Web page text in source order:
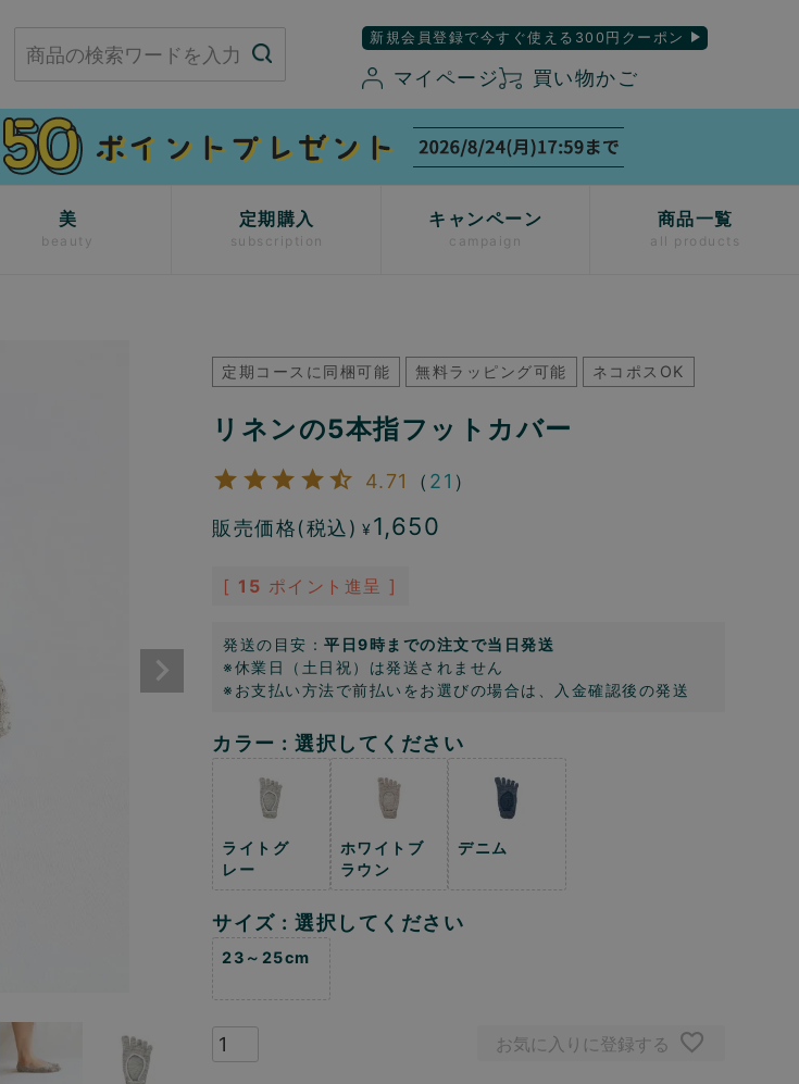
新規会員登録で今すぐ使える300円クーポン
マイページ 買い物かご
美
beauty
定期購入
subscription
キャンペーン
campaign
商品一覧
all products
定期コースに同梱可能 無料ラッピング可能 ネコポスOK
リネンの5本指フットカバー
4.71 （ 21 ）
販売価格(税込) ¥ 1,650
[ 15 ポイント進呈 ]
発送の目安： 平日9時までの注文で当日発送
※休業日（土日祝）は発送されません
※お支払い方法で前払いをお選びの場合は、入金確認後の発送
カラー 選択してください
ライトグ
レー
ホワイトブ
ラウン
デニム
サイズ 選択してください
23～25cm
お気に入りに登録する